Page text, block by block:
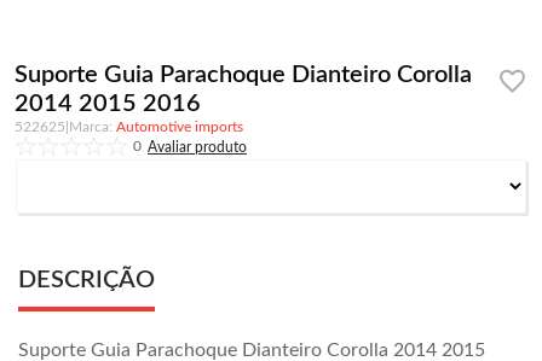
Suporte Guia Parachoque Dianteiro Corolla
2014 2015 2016
522625
Automotive imports
0
DESCRIÇÃO
Suporte Guia Parachoque Dianteiro Corolla 2014 2015